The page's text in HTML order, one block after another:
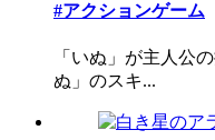
#アクションゲーム
「いぬ」が主人公
ぬ」のスキ...